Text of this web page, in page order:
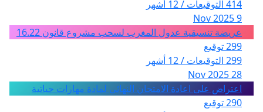
414 التوقيعات / 12 أشهر
9 Nov 2025
عريضة تنسيقية عدول المغرب لسحب مشروع قانون 16.22
299 توقيع
299 التوقيعات / 12 أشهر
28 Nov 2025
اعتراض على اعادة الامتحان النهائي لمادة مهارات حياتية
290 توقيع